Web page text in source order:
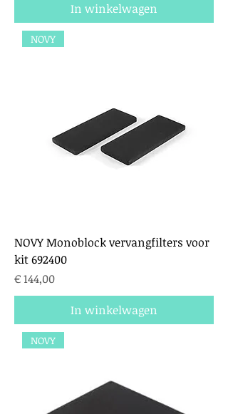
In winkelwagen
NOVY
NOVY Monoblock vervangfilters voor
kit 692400
Prijs
€ 144,00
In winkelwagen
NOVY